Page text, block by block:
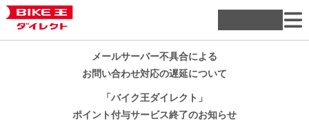
メールサーバー不具合による
お問い合わせ対応の遅延について
「バイク王ダイレクト」
ポイント付与サービス終了のお知らせ